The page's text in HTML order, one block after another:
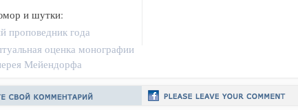
и шутки:
проповедник года
оценка монографии
Мейендорфа